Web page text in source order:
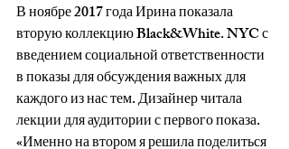
В ноябре 2017 года Ирина показала
вторую коллекцию Black&White. NYC с
введением социальной ответственности
в показы для обсуждения важных для
каждого из нас тем. Дизайнер читала
лекции для аудитории с первого показа.